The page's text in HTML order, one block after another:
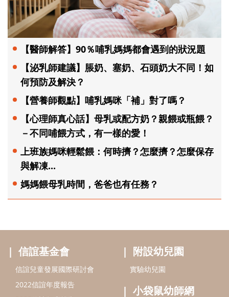
【醫師解答】90％哺乳媽媽都會遇到的狀況題
【泌乳師建議】脹奶、塞奶、石頭奶大不同！如
何預防及解決？
【營養師觀點】哺乳媽咪「補」對了嗎？
【心理師真心話】母乳或配方奶？親餵或瓶餵？
－不同哺餵方式，有一樣的愛！
上班族媽咪輕鬆餵：何時擠？怎麼擠？怎麼保存
與解凍...
媽媽餵母乳時間，爸爸也有任務？
信誼基金會
信誼兒童發展國際研討會
2022信誼年度報告
附設幼兒園
實驗幼兒園
小袋鼠幼師網